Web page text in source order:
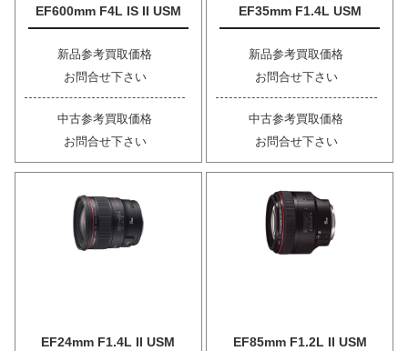
EF600mm F4L IS II USM
新品参考買取価格
お問合せ下さい
中古参考買取価格
お問合せ下さい
EF35mm F1.4L USM
新品参考買取価格
お問合せ下さい
中古参考買取価格
お問合せ下さい
EF24mm F1.4L II USM EF85mm F1.2L II USM